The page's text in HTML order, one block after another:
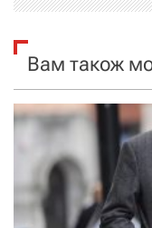
і
я
з
а
и
Вам також